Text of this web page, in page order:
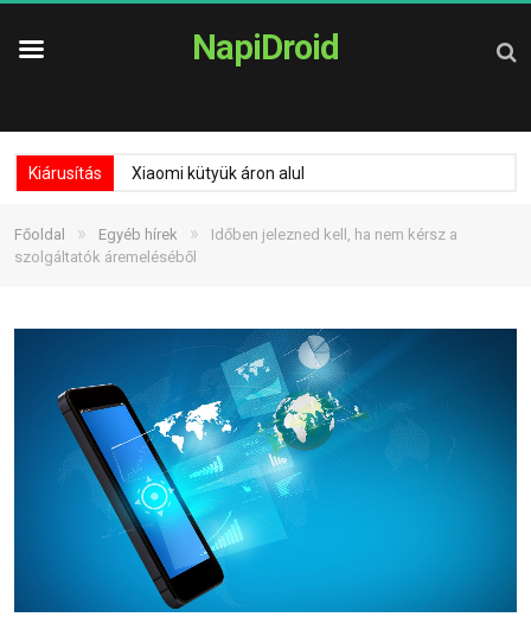
NapiDroid
Kiárusítás Xiaomi kütyük áron alul
Főoldal » Egyéb hírek »
Időben jelezned kell, ha nem kérsz a
szolgáltatók áremeléséből